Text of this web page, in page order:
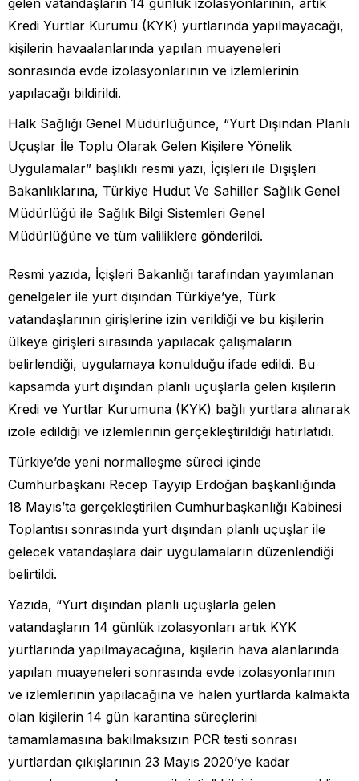
Kredi Yurtlar Kurumu (KYK) yurtlarında yapılmayacağı,
kişilerin havaalanlarında yapılan muayeneleri
sonrasında evde izolasyonlarının ve izlemlerinin
yapılacağı bildirildi.
Halk Sağlığı Genel Müdürlüğünce, “Yurt Dışından Planlı
Uçuşlar İle Toplu Olarak Gelen Kişilere Yönelik
Uygulamalar” başlıklı resmi yazı, İçişleri ile Dışişleri
Bakanlıklarına, Türkiye Hudut Ve Sahiller Sağlık Genel
Müdürlüğü ile Sağlık Bilgi Sistemleri Genel
Müdürlüğüne ve tüm valiliklere gönderildi.
Resmi yazıda, İçişleri Bakanlığı tarafından yayımlanan
genelgeler ile yurt dışından Türkiye’ye, Türk
vatandaşlarının girişlerine izin verildiği ve bu kişilerin
ülkeye girişleri sırasında yapılacak çalışmaların
belirlendiği, uygulamaya konulduğu ifade edildi. Bu
kapsamda yurt dışından planlı uçuşlarla gelen kişilerin
Kredi ve Yurtlar Kurumuna (KYK) bağlı yurtlara alınarak
izole edildiği ve izlemlerinin gerçekleştirildiği hatırlatıdı.
Türkiye’de yeni normalleşme süreci içinde
Cumhurbaşkanı Recep Tayyip Erdoğan başkanlığında
18 Mayıs’ta gerçekleştirilen Cumhurbaşkanlığı Kabinesi
Toplantısı sonrasında yurt dışından planlı uçuşlar ile
gelecek vatandaşlara dair uygulamaların düzenlendiği
belirtildi.
Yazıda, “Yurt dışından planlı uçuşlarla gelen
vatandaşların 14 günlük izolasyonları artık KYK
yurtlarında yapılmayacağına, kişilerin hava alanlarında
yapılan muayeneleri sonrasında evde izolasyonlarının
ve izlemlerinin yapılacağına ve halen yurtlarda kalmakta
olan kişilerin 14 gün karantina süreçlerini
tamamlamasına bakılmaksızın PCR testi sonrası
yurtlardan çıkışlarının 23 Mayıs 2020’ye kadar